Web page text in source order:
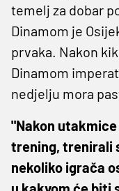
temelj za dobar
Dinamom je
prvaka. Nakon
Dinamom
nedjelju mora
"Nakon
trening, trenirali
nekoliko igrača